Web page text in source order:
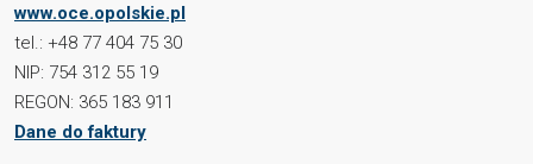
www.oce.opolskie.pl
tel.: +48 77 404 75 30
NIP: 754 312 55 19
REGON: 365 183 911
Dane do faktury